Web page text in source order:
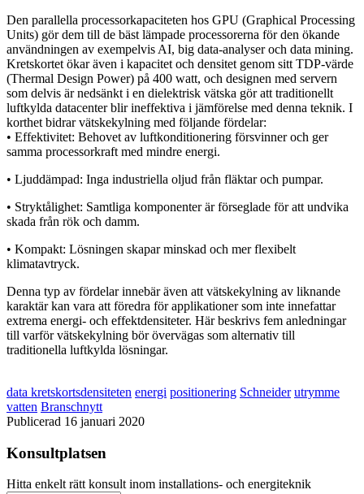
Den parallella processorkapaciteten hos GPU (Graphical Processing
Units) gör dem till de bäst lämpade processorerna för den ökande
användningen av exempelvis AI, big data-analyser och data mining.
Kretskortet ökar även i kapacitet och densitet genom sitt TDP-värde
(Thermal Design Power) på 400 watt, och designen med servern
som delvis är nedsänkt i en dielektrisk vätska gör att traditionellt
luftkylda datacenter blir ineffektiva i jämförelse med denna teknik. I
korthet bidrar vätskekylning med följande fördelar:
• Effektivitet: Behovet av luftkonditionering försvinner och ger
samma processorkraft med mindre energi.
• Ljuddämpad: Inga industriella oljud från fläktar och pumpar.
• Stryktålighet: Samtliga komponenter är förseglade för att undvika
skada från rök och damm.
• Kompakt: Lösningen skapar minskad och mer flexibelt
klimatavtryck.
Denna typ av fördelar innebär även att vätskekylning av liknande
karaktär kan vara att föredra för applikationer som inte innefattar
extrema energi- och effektdensiteter. Här beskrivs fem anledningar
till varför vätskekylning bör övervägas som alternativ till
traditionella luftkylda lösningar.
data kretskortsdensiteten energi positionering Schneider utrymme
vatten Branschnytt
Publicerad 16 januari 2020
Konsultplatsen
Hitta enkelt rätt konsult inom installations- och energiteknik